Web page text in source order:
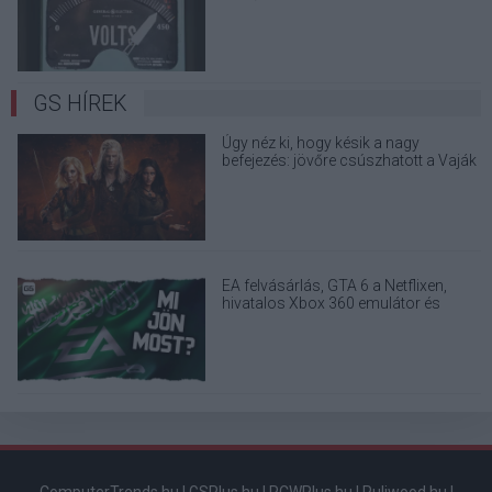
GS HÍREK
Úgy néz ki, hogy késik a nagy
befejezés: jövőre csúszhatott a Vaják
EA felvásárlás, GTA 6 a Netflixen,
hivatalos Xbox 360 emulátor és